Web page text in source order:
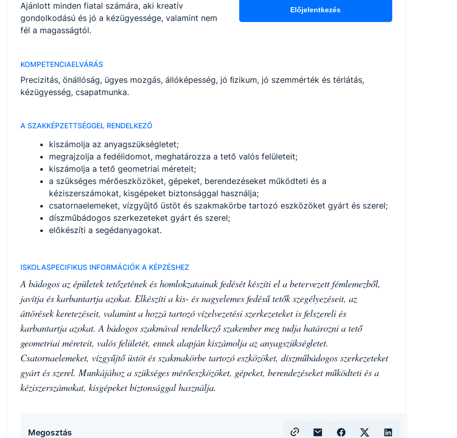
Előjelentkezés
Ajánlott minden fiatal számára, aki kreatív
gondolkodású és jó a kézügyessége, valamint nem
fél a magasságtól.
KOMPETENCIAELVÁRÁS
Precizitás, önállóság, ügyes mozgás, állóképesség, jó ﬁzikum, jó szemmérték és térlátás,
kézügyesség, csapatmunka.
A SZAKKÉPZETTSÉGGEL RENDELKEZŐ
kiszámolja az anyagszükségletet;
megrajzolja a fedélidomot, meghatározza a tető valós felületeit;
kiszámolja a tető geometriai méreteit;
a szükséges mérőeszközöket, gépeket, berendezéseket működteti és a
kéziszerszámokat, kisgépeket biztonsággal használja;
csatornaelemeket, vízgyűjtő üstöt és szakmakörbe tartozó eszközöket gyárt és szerel;
díszműbádogos szerkezeteket gyárt és szerel;
előkészíti a segédanyagokat.
ISKOLASPECIFIKUS INFORMÁCIÓK A KÉPZÉSHEZ
A bádogos az épületek tetőzetének és homlokzatainak fedését készíti el a betervezett fémlemezből,
javítja és karbantartja azokat. Elkészíti a kis- és nagyelemes fedésű tetők szegélyezéseit, az
áttörések keretezéseit, valamint a hozzá tartozó vízelvezetési szerkezeteket is felszereli és
karbantartja azokat. A bádogos szakmával rendelkező szakember meg tudja határozni a tető
geometriai méreteit, valós felületét, ennek alapján kiszámolja az anyagszükségletet.
Csatornaelemeket, vízgyűjtő üstöt és szakmakörbe tartozó eszközöket, díszműbádogos szerkezeteket
gyárt és szerel. Munkájához a szükséges mérőeszközöket, gépeket, berendezéseket működteti és a
kéziszerszámokat, kisgépeket biztonsággal használja.
Megosztás